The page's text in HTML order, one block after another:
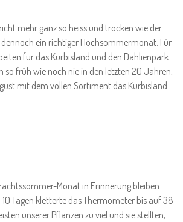
mehr ganz so heiss und trocken wie der
ein richtiger Hochsommermonat. Für
für das Kürbisland und den Dahlienpark.
so früh wie noch nie in den letzten 20 Jahren,
mit dem vollen Sortiment das Kürbisland
Monat in Erinnerung bleiben.
Tagen kletterte das Thermometer bis auf 38
unserer Pflanzen zu viel und sie stellten,